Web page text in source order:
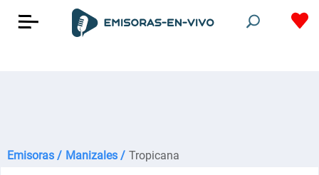
Emisoras / Manizales / Tropicana